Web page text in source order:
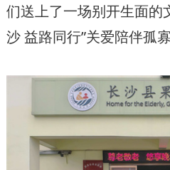
们送上了一场别开生面的
沙 益路同行”关爱陪伴孤